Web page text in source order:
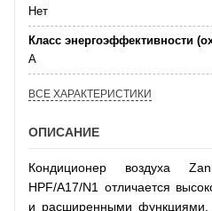
Нет
Класс энергоэффективности
А
ВСЕ ХАРАКТЕРИСТИКИ
ОПИСАНИЕ
Кондиционер воздуха
HPF/A17/N1 отличается
и расширенными